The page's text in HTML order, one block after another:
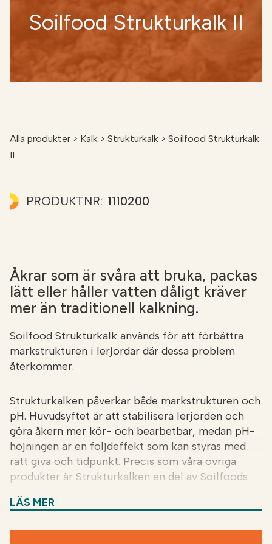
Soilfood Strukturkalk II
Alla produkter > Kalk > Strukturkalk > Soilfood Strukturkalk
II
PRODUKTNR: 1110200
Åkrar som är svåra att bruka, packas
lätt eller håller vatten dåligt kräver
mer än traditionell kalkning.
Soilfood Strukturkalk används för att förbättra
markstrukturen i lerjordar där dessa problem
återkommer.
Strukturkalken påverkar både markstrukturen och
pH. Huvudsyftet är att stabilisera lerjorden och
göra åkern mer kör- och bearbetbar, medan pH-
höjningen är en följdeffekt som kan styras med
rätt giva och tidpunkt. Precis som våra övriga
produkter är Strukturkalken en del av Soilfoods
industriella biprodukter och återför dem till åkern
LÄS MER